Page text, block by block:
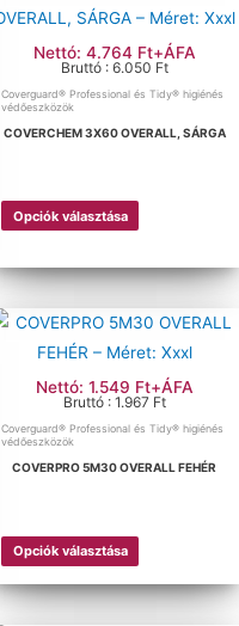
Nettó: 4.764 Ft+ÁFA
Bruttó : 6.050 Ft
Coverguard® Professional és Tidy® higiénés
védőeszközök
COVERCHEM 3X60 OVERALL, SÁRGA
Opciók választása
Nettó: 1.549 Ft+ÁFA
Bruttó : 1.967 Ft
Coverguard® Professional és Tidy® higiénés
védőeszközök
COVERPRO 5M30 OVERALL FEHÉR
Opciók választása